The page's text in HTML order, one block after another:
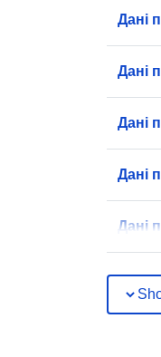
Дані
Дані
Дані
Дані
Дані